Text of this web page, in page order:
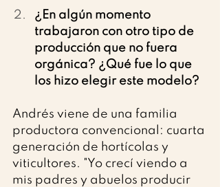
¿En algún momento
trabajaron con otro tipo de
producción que no fuera
orgánica? ¿Qué fue lo que
los hizo elegir este modelo?
Andrés viene de una familia
productora convencional: cuarta
generación de hortícolas y
viticultores. "Yo crecí viendo a
mis padres y abuelos producir